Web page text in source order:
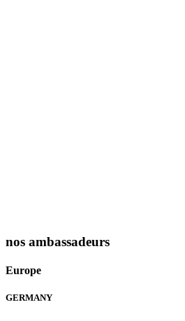
nos ambassadeurs
Europe
GERMANY